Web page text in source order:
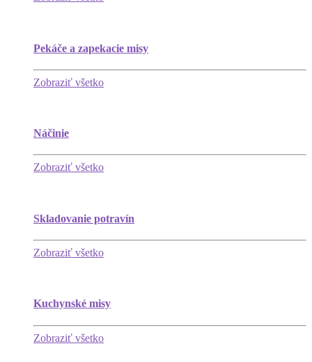
Pekáče a zapekacie misy
Zobraziť všetko
Náčinie
Zobraziť všetko
Skladovanie potravín
Zobraziť všetko
Kuchynské misy
Zobraziť všetko